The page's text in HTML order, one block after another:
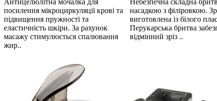
посилення мікроциркуляції крові та
підвищення пружності та
еластичність шкіри. За рахунок
масажу стимулюється спалювання
жир..
насадкою з філіровкою.
виготовлена ​​із білого
Перукарська бритва
відмінний зріз ..